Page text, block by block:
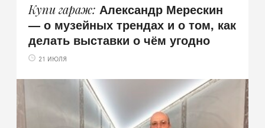
Купи гараж Александр Мерескин
— о музейных трендах и о том, как
делать выставки о чём угодно
21 ИЮЛЯ